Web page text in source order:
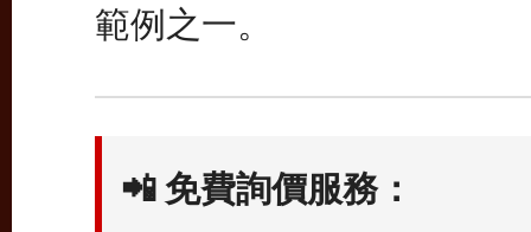
範例之一。
📲免費詢價服務：